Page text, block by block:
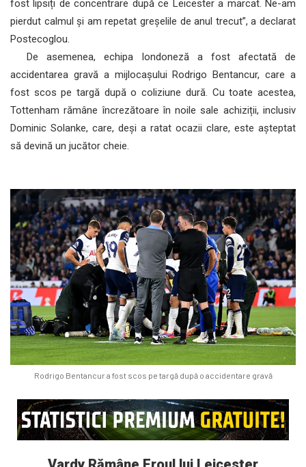
fost lipsiți de concentrare după ce Leicester a marcat. Ne-am
pierdut calmul și am repetat greșelile de anul trecut”, a declarat
Postecoglou.
De asemenea, echipa londoneză a fost afectată de
accidentarea gravă a mijlocașului Rodrigo Bentancur, care a
fost scos pe targă după o coliziune dură. Cu toate acestea,
Tottenham rămâne încrezătoare în noile sale achiziții, inclusiv
Dominic Solanke, care, deși a ratat ocazii clare, este așteptat
să devină un jucător cheie.
Rodrigo Bentancur a fost scos pe targă după o accidentare gravă